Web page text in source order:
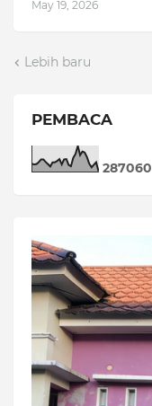
May 19, 2026
Lebih baru
PEMBACA
287060